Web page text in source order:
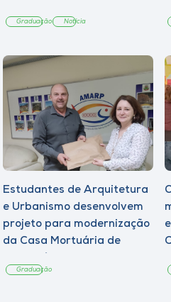
Graduação Notícia
Estudantes de Arquitetura
e Urbanismo desenvolvem
projeto para modernização
da Casa Mortuária de
Graduação